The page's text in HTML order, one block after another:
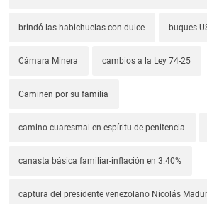
brindó las habichuelas con dulce buques
Cámara Minera cambios a la Ley 74-25
Caminen por su familia
camino cuaresmal en espíritu de penitencia
canasta básica familiar-inflación en 3.40%
captura del presidente venezolano Nicolás